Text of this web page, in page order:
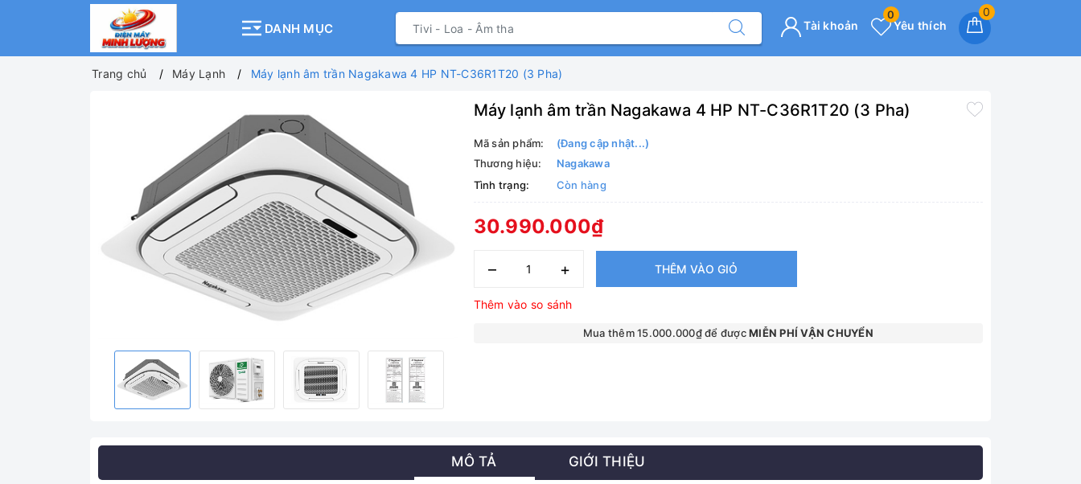
DANH MỤC
0
Yêu thích
0
Tài khoản
Trang chủ Máy Lạnh Máy lạnh âm trần Nagakawa 4 HP NT-C36R1T20 (3 Pha)
Máy lạnh âm trần Nagakawa 4 HP NT-C36R1T20 (3 Pha)
Mã sản phẩm:
(Đang cập nhật...)
Thương hiệu:
Nagakawa
Tình trạng:
Còn hàng
30.990.000₫
– + THÊM VÀO GIỎ
Thêm vào so sánh
Mua thêm 15.000.000₫ để đượcMIỄN PHÍ VẬN CHUYỂN
MÔ TẢ GIỚI THIỆU